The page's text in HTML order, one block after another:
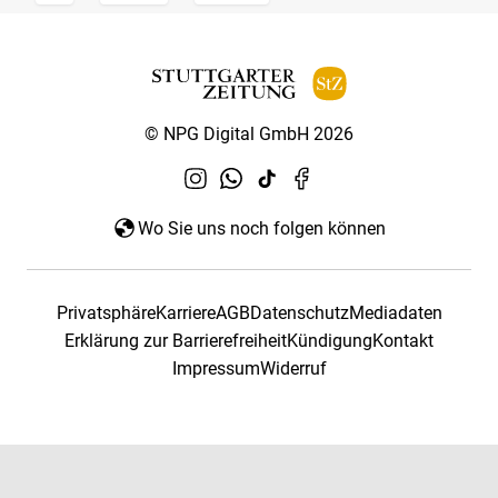
© NPG Digital GmbH 2026
Wo Sie uns noch folgen können
PrivatsphäreKarriereAGBDatenschutzMediadaten
Erklärung zur BarrierefreiheitKündigungKontakt
ImpressumWiderruf